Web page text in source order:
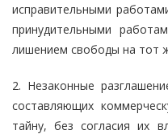
исправительными
принудительными
лишением свободы на тот
2. Незаконные
составляющих
тайну, без согласия их